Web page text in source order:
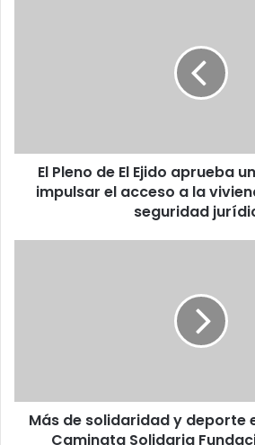
El Pleno de El Ejido aprueba
impulsar el acceso a la
seguridad
Más de solidaridad y deporte
Caminata Solidaria